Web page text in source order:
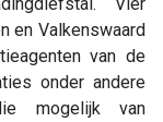
en Valkenswaard
van de
onder andere
mogelijk van